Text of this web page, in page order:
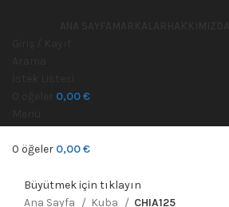
0,00€
0 öğeler 0,00€
Büyütmek için tıklayın
Ana Sayfa
Kuba
CHIA125